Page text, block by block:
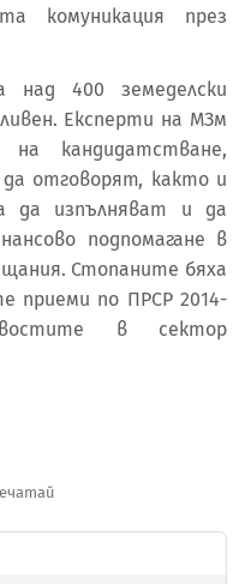
комуникация през
400 земеделски
Експерти на МЗм
кандидатстване,
отговорят, както и
да изпълняват и да
подпомагане в
Стопаните бяха
приеми по ПРСР 2014-
в сектор